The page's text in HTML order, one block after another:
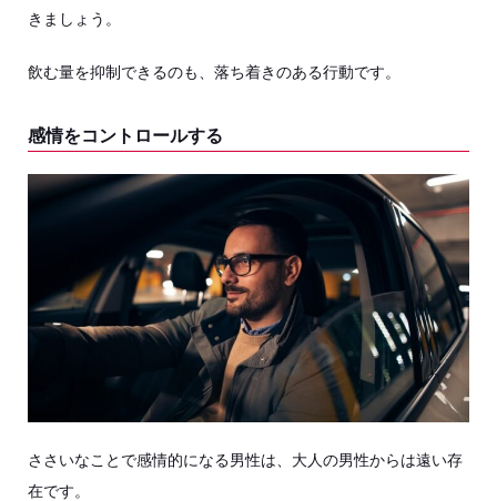
きましょう。
飲む量を抑制できるのも、落ち着きのある行動です。
感情をコントロールする
ささいなことで感情的になる男性は、大人の男性からは遠い存
在です。